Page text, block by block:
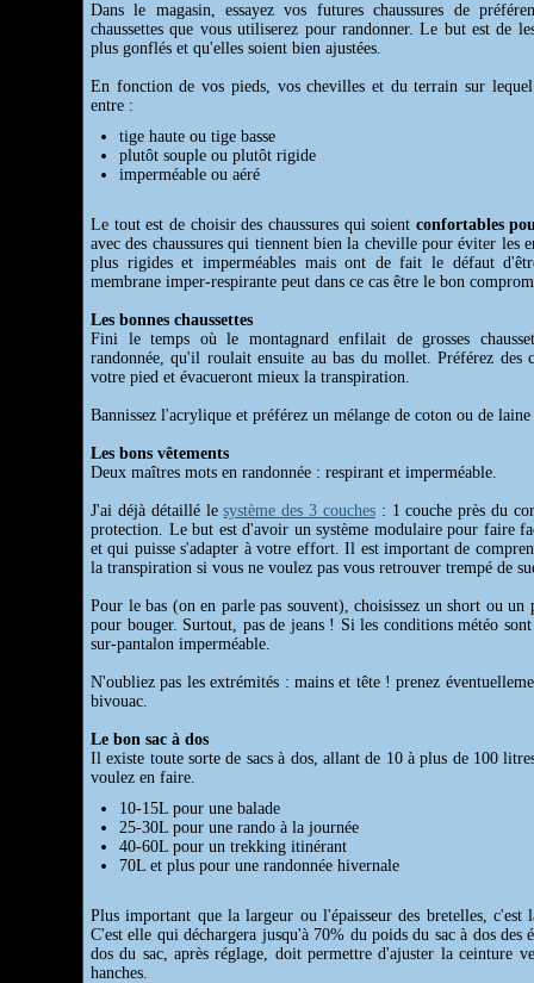
Dans le magasin, essayez vos futures chaussures de
chaussettes que vous utiliserez pour randonner. Le but est de
plus gonflés et qu'elles soient bien ajustées.
En fonction de vos pieds, vos chevilles et du terrain sur
entre :
tige haute ou tige basse
plutôt souple ou plutôt rigide
imperméable ou aéré
Le tout est de choisir des chaussures qui soient confortables
avec des chaussures qui tiennent bien la cheville pour éviter les
plus rigides et imperméables mais ont de fait le défaut
membrane imper-respirante peut dans ce cas être le bon
Les bonnes chaussettes
Fini le temps où le montagnard enfilait de grosses
randonnée, qu'il roulait ensuite au bas du mollet. Préférez des
votre pied et évacueront mieux la transpiration.
Bannissez l'acrylique et préférez un mélange de coton ou de
Les bons vêtements
Deux maîtres mots en randonnée : respirant et imperméable.
J'ai déjà détaillé lesystème des 3 couches: 1 couche près du
protection. Le but est d'avoir un système modulaire pour faire
et qui puisse s'adapter à votre effort. Il est important de
la transpiration si vous ne voulez pas vous retrouver trempé de
Pour le bas (on en parle pas souvent), choisissez un short ou un
pour bouger. Surtout, pas de jeans ! Si les conditions météo
sur-pantalon imperméable.
N'oubliez pas les extrémités : mains et tête ! prenez
bivouac.
Le bon sac à dos
Il existe toute sorte de sacs à dos, allant de 10 à plus de 100
voulez en faire.
10-15L pour une balade
25-30L pour une rando à la journée
40-60L pour un trekking itinérant
70L et plus pour une randonnée hivernale
Plus important que la largeur ou l'épaisseur des bretelles, c'est
C'est elle qui déchargera jusqu'à 70% du poids du sac à dos des
dos du sac, après réglage, doit permettre d'ajuster la ceinture
hanches.